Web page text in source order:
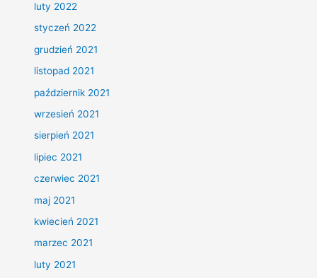
luty 2022
styczeń 2022
grudzień 2021
listopad 2021
październik 2021
wrzesień 2021
sierpień 2021
lipiec 2021
czerwiec 2021
maj 2021
kwiecień 2021
marzec 2021
luty 2021